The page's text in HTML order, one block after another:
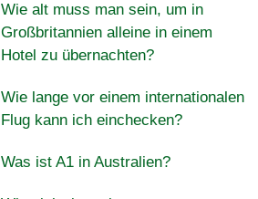
Wie alt muss man sein, um in
Großbritannien alleine in einem
Hotel zu übernachten?
Wie lange vor einem internationalen
Flug kann ich einchecken?
Was ist A1 in Australien?